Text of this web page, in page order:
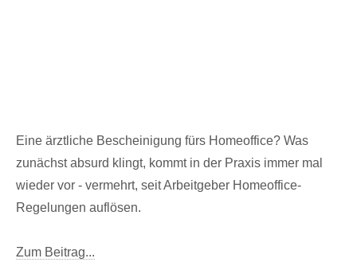
Eine ärztliche Bescheinigung fürs Homeoffice? Was
zunächst absurd klingt, kommt in der Praxis immer mal
wieder vor - vermehrt, seit Arbeitgeber Homeoffice-
Regelungen auflösen.
Zum Beitrag...